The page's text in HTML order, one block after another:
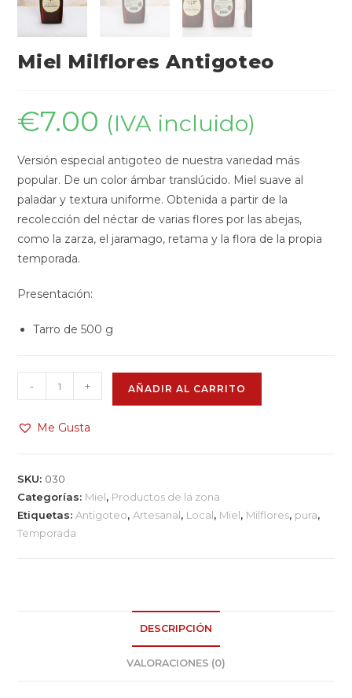
Miel Milflores Antigoteo
€7.00 (IVA incluido)
Versión especial antigoteo de nuestra variedad más
popular. De un color ámbar translúcido. Miel suave al
paladar y textura uniforme. Obtenida a partir de la
recolección del néctar de varias flores por las abejas,
como la zarza, el jaramago, retama y la flora de la propia
temporada.
Presentación:
Tarro de 500 g
- + AÑADIR AL CARRITO
Me Gusta
SKU: 030
Categorías: Miel, Productos de la zona
Etiquetas:Antigoteo,Artesanal, Local, Miel, Milflores, pura,
Temporada
DESCRIPCIÓN
VALORACIONES (0)